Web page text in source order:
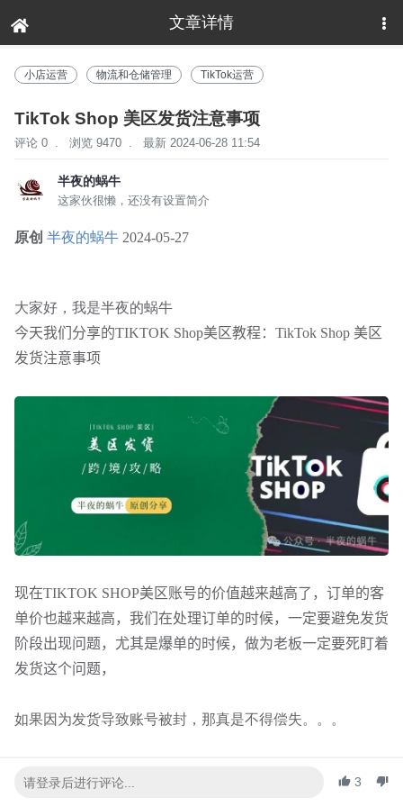
文章详情
下拉刷新
小店运营 物流和仓储管理 TikTok运营
TikTok Shop 美区发货注意事项
评论 0 . 浏览 9470 . 最新 2024-06-28 11:54
半夜的蜗牛
这家伙很懒，还没有设置简介
原创 半夜的蜗牛 2024-05-27
大家好，我是半夜的蜗牛
今天我们分享的TIKTOK Shop美区教程：TikTok Shop 美区
发货注意事项
现在TIKTOK SHOP美区账号的价值越来越高了，订单的客
单价也越来越高，我们在处理订单的时候，一定要避免发货
阶段出现问题，尤其是爆单的时候，做为老板一定要死盯着
发货这个问题，
如果因为发货导致账号被封，那真是不得偿失。。。
3